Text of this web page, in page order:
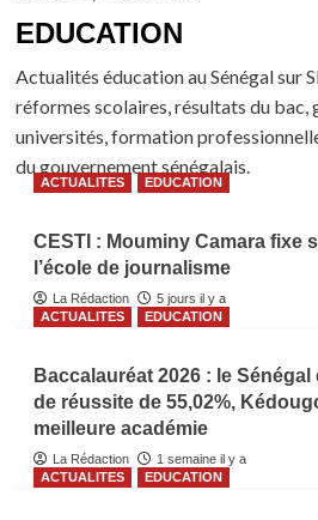
EDUCATION
Actualités éducation au Sénégal sur
réformes scolaires, résultats du bac,
universités, formation
du gouvernement sénégalais.
ACTUALITES EDUCATION
CESTI : Mouminy Camara fixe
l’école de journalisme
La Rédaction
5 jours il y a
ACTUALITES
EDUCATION
Baccalauréat 2026 : le
de réussite de 55,02%,
meilleure académie
La Rédaction
1 semaine il y a
ACTUALITES
EDUCATION